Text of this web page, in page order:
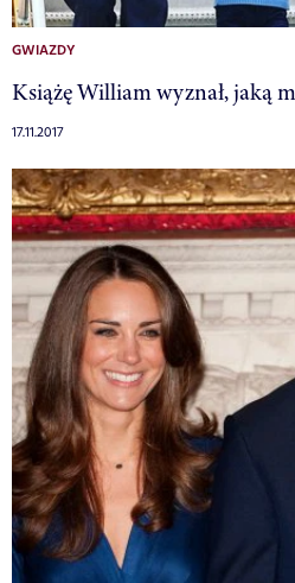
GWIAZDY
Książę William wyznał, jaką
17.11.2017